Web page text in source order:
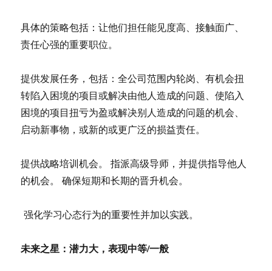
具体的策略包括：让他们担任能见度高、接触面广、
责任心强的重要职位。
提供发展任务，包括：全公司范围内轮岗、有机会扭
转陷入困境的项目或解决由他人造成的问题、使陷入
困境的项目扭亏为盈或解决别人造成的问题的机会、
启动新事物，或新的或更广泛的损益责任。
提供战略培训机会。 指派高级导师，并提供指导他人
的机会。 确保短期和长期的晋升机会。
强化学习心态行为的重要性并加以实践。
未来之星：潜力大，表现中等/一般